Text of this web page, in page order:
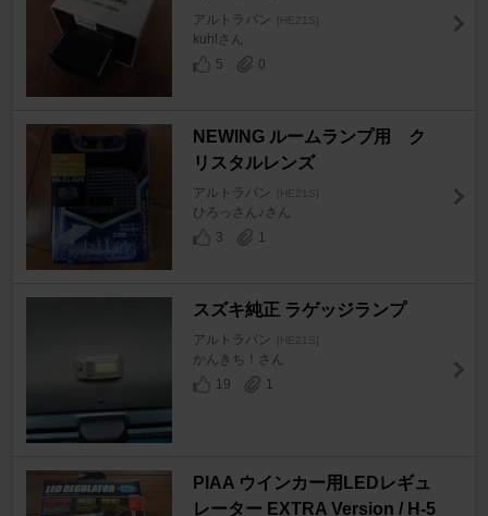
アルトラパン [HE21S]
kuhlさん
5
0
NEWING ルームランプ用 ク
リスタルレンズ
アルトラパン [HE21S]
ひろっさん♪さん
3
1
スズキ純正 ラゲッジランプ
アルトラパン [HE21S]
かんきち！さん
19
1
PIAA ウインカー用LEDレギュ
レーター EXTRA Version / H-5